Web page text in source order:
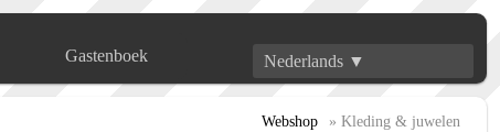
Nederlands ▼
Gastenboek
Webshop » Kleding & juwelen